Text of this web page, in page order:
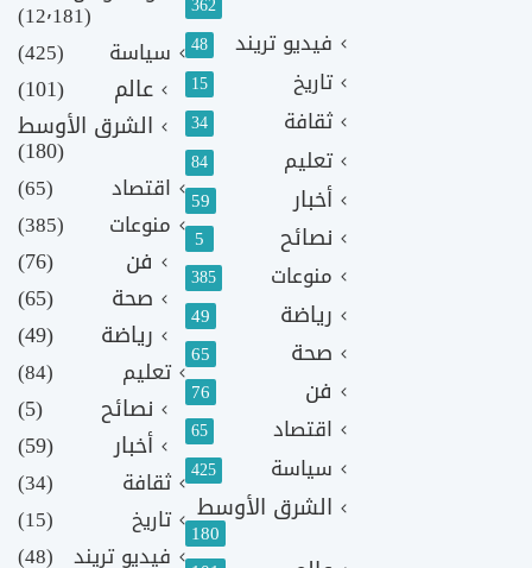
فيديو تريند 48
تاريخ 15
ثقافة 34
تعليم 84
أخبار 59
نصائح 5
منوعات 385
رياضة 49
صحة 65
فن 76
اقتصاد 65
سياسة 425
الشرق الأوسط
180
(12٬181)
سياسة
(425)
عالم
(101)
الشرق الأوسط
(180)
اقتصاد
(65)
منوعات
(385)
فن
(76)
صحة
(65)
رياضة
(49)
تعليم (84)
نصائح
(5)
أخبار
(59)
ثقافة
(34)
تاريخ
(15)
فيديو تريند (48)